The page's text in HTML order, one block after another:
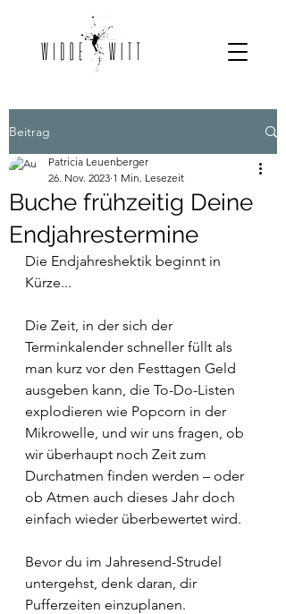
Beitrag
Buche frühzeitig Deine
Endjahrestermine
Patricia Leuenberger
26. Nov. 2023 1 Min. Lesezeit
Die Endjahreshektik beginnt in
Kürze...
Die Zeit, in der sich der
Terminkalender schneller füllt als
man kurz vor den Festtagen Geld
ausgeben kann, die To-Do-Listen
explodieren wie Popcorn in der
Mikrowelle, und wir uns fragen, ob
wir überhaupt noch Zeit zum
Durchatmen finden werden – oder
ob Atmen auch dieses Jahr doch
einfach wieder überbewertet wird.
Bevor du im Jahresend-Strudel
untergehst, denk daran, dir
Pufferzeiten einzuplanen.